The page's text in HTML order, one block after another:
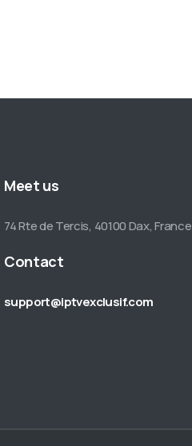
Meet us
74 Rte de Tercis, 40100 Dax, France
Contact
support@iptvexclusif.com